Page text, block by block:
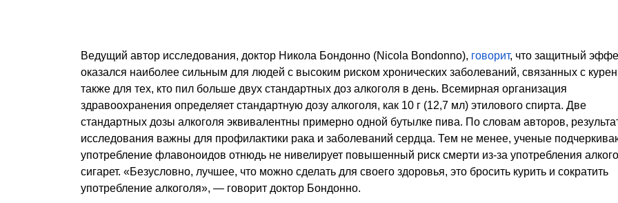
Ведущий автор исследования, доктор Никола Бондонно (Nicola Bondonno), говорит, что защитный
оказался наиболее сильным для людей с высоким риском хронических заболеваний, связанных с
также для тех, кто пил больше двух стандартных доз алкоголя в день. Всемирная организация
здравоохранения определяет стандартную дозу алкоголя, как 10 г (12,7 мл) этилового спирта. Две
стандартных дозы алкоголя эквивалентны примерно одной бутылке пива. По словам авторов,
исследования важны для профилактики рака и заболеваний сердца. Тем не менее, ученые
употребление флавоноидов отнюдь не нивелирует повышенный риск смерти из-за употребления
сигарет. «Безусловно, лучшее, что можно сделать для своего здоровья, это бросить курить и сократить
употребление алкоголя», — говорит доктор Бондонно.